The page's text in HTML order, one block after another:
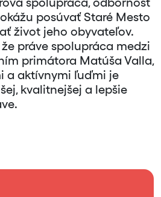
posúvať Staré Mesto
život jeho obyvateľov.
práve spolupráca medzi
primátora Matúša Valla,
a aktívnymi ľuďmi je
kvalitnejšej a lepšie